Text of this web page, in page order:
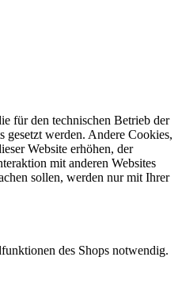
für den technischen Betrieb der
gesetzt werden. Andere Cookies,
Website erhöhen, der
mit anderen Websites
sollen, werden nur mit Ihrer
des Shops notwendig.